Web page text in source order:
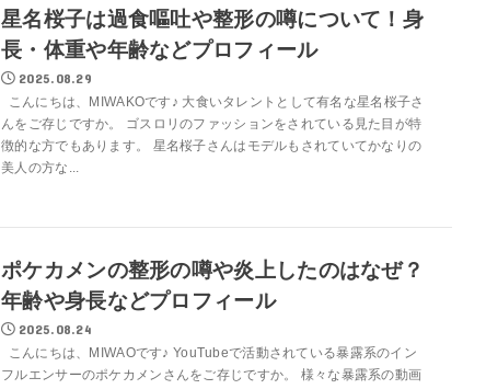
星名桜子は過食嘔吐や整形の噂について！身
長・体重や年齢などプロフィール
2025.08.29
こんにちは、MIWAKOです♪ 大食いタレントとして有名な星名桜子さ
んをご存じですか。 ゴスロリのファッションをされている見た目が特
徴的な方でもあります。 星名桜子さんはモデルもされていてかなりの
美人の方な...
ポケカメンの整形の噂や炎上したのはなぜ？
年齢や身長などプロフィール
2025.08.24
こんにちは、MIWAOです♪ YouTubeで活動されている暴露系のイン
フルエンサーのポケカメンさんをご存じですか。 様々な暴露系の動画